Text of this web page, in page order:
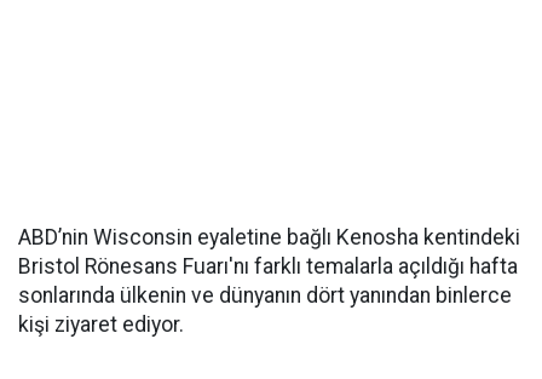
ABD’nin Wisconsin eyaletine bağlı Kenosha kentindeki
Bristol Rönesans Fuarı'nı farklı temalarla açıldığı hafta
sonlarında ülkenin ve dünyanın dört yanından binlerce
kişi ziyaret ediyor.